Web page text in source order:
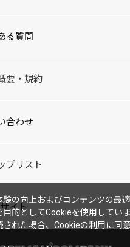
る質問
要・規約
合わせ
プリスト
イト
の向上およびコンテンツの最
的としてCookieを使用していま
れた場合、Cookieの利用に同